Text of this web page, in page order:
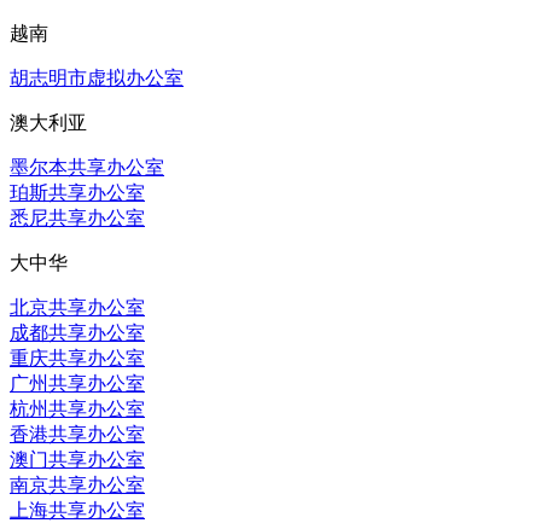
越南
胡志明市虚拟办公室
澳大利亚
墨尔本共享办公室
珀斯共享办公室
悉尼共享办公室
大中华
北京共享办公室
成都共享办公室
重庆共享办公室
广州共享办公室
杭州共享办公室
香港共享办公室
澳门共享办公室
南京共享办公室
上海共享办公室